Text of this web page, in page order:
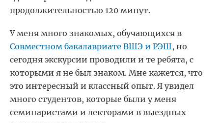
продолжительностью 120 минут.
У меня много знакомых, обучающихся в
Совместном бакалавриате ВШЭ и РЭШ, но
сегодня экскурсии проводили и те ребята, с
которыми я не был знаком. Мне кажется, что
это интересный и классный опыт. Я увидел
много студентов, которые были у меня
семинаристами и лекторами в выездных